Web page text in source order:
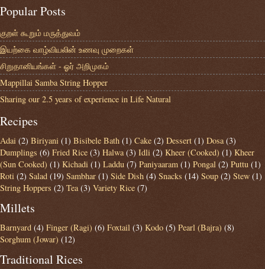
Popular Posts
குறள் கூறும் மருத்துவம்
இயற்கை வாழ்வியலின் உணவு முறைகள்
சிறுதானியங்கள் - ஓர் அறிமுகம்
Mappillai Samba String Hopper
Sharing our 2.5 years of experience in Life Natural
Recipes
Adai (2) Biriyani (1) Bisibele Bath (1) Cake (2) Dessert (1) Dosa (3)
Dumplings (6) Fried Rice (3) Halwa (3) Idli (2) Kheer (Cooked) (1) Kheer
(Sun Cooked) (1) Kichadi (1) Laddu (7) Paniyaaram (1) Pongal (2) Puttu (1)
Roti (2) Salad (19) Sambhar (1) Side Dish (4) Snacks (14) Soup (2) Stew (1)
String Hoppers (2) Tea (3) Variety Rice (7)
Millets
Barnyard (4) Finger (Ragi) (6) Foxtail (3) Kodo (5) Pearl (Bajra) (8)
Sorghum (Jowar) (12)
Traditional Rices